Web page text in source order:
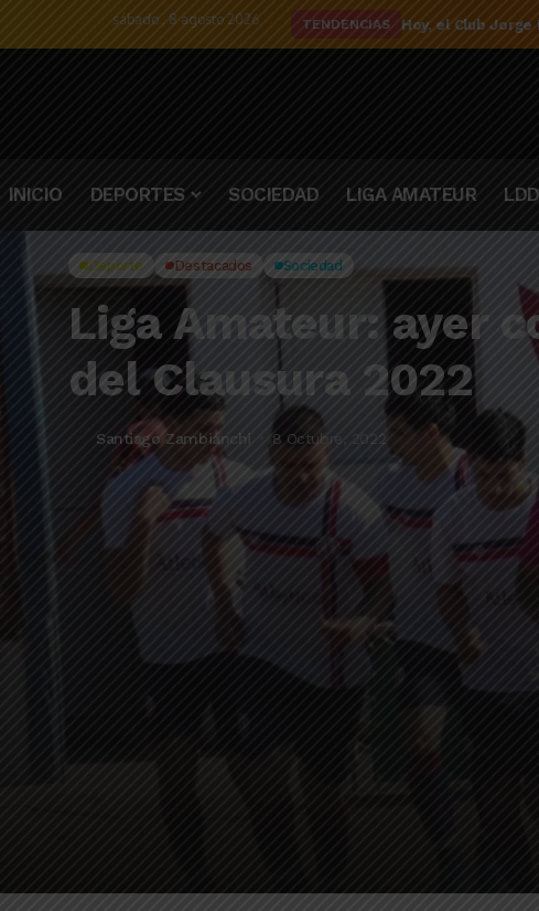
sábado , 8 agosto 2026 TENDENCIAS El detalle de la
INICIO DEPORTES SOCIEDAD LIGA AMATEUR
Deporte Destacados Sociedad
Liga Amateur: ayer
del Clausura 2022
Santiago Zambianchi 8 Octubre, 2022